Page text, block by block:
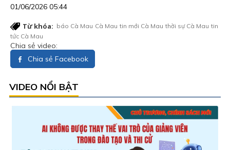
01/06/2026 05:44
Từ khóa: báo Cà Mau Cà Mau tin mới Cà Mau thời sự Cà Mau tin
tức Cà Mau
Chia sẻ video:
Chia sẻ Facebook
VIDEO NỔI BẬT